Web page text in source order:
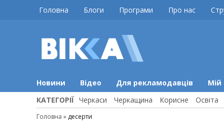
Головна Блоги Програми Про нас
Новини Відео Для рекламодавців Мій
КАТЕГОРІЇ Черкаси Черкащина Корисне Освіта
Головна » десерти